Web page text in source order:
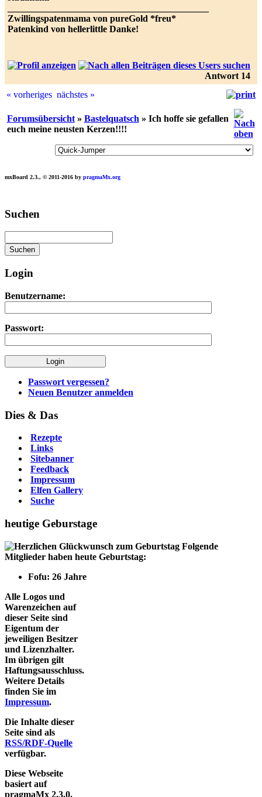
Zwillingspatenmama von pureGold *freu*
Patenkind von hellerlittle Danke!
Antwort 14
« vorheriges nächstes »
Forumsübersicht» Bastelquatsch » Ich hoffe sie gefallen
euch meine neusten Kerzen!!!!
mxBoard 2.3., © 2011-2016 by pragmaMx.org
Play
best
casino
at
site
https://onlineslots.money/
Suchen
Login
Benutzername:
Passwort:
Passwort vergessen?
Neuen Benutzer anmelden
Dies & Das
Rezepte
Links
Sitebanner
Feedback
Impressum
Elfen Gallery
Suche
heutige Geburstage
Folgende
Mitglieder haben heute Geburtstag:
Fofu: 26 Jahre
Alle Logos und
Warenzeichen auf
dieser Seite sind
Eigentum der
jeweiligen Besitzer
und Lizenzhalter.
Im übrigen gilt
Haftungsausschluss.
Weitere Details
finden Sie im
Impressum.
Die Inhalte dieser
Seite sind als
RSS/RDF-Quelle
verfügbar.
Diese Webseite
basiert auf
pragmaMx 2.3.0.